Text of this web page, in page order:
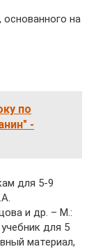
на
по
-
для 5-9
и др. – М.:
для 5
материал,